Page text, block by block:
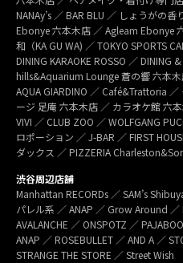
NANAy’s ／ BAR BLU ／ しょうがの香
Ebonye 六本木店 ／ Agleam Ebonye
和（KA GU WA) ／ TOKYO SPORTS
DINING KARAOKE ROSSO ／ DINING
hills&Aquarium Lounge 蒼の響 六本
AQUA GIARDINO ／ Café&Trattoria
ージ 足庵 六本木店 ／ カラオケ館 六
VIVI ／ CLUB ZOO ／ WOLFGANG
ロポーション ／ J-BAR ／ FIRST
ダックス ／ PIZZERIA
渋谷周辺店舗
Manhattan RECORDs ／ SAM’s
パレル系 ／ ANAP ／ Grow Around
AVALANCHE ／ ONSPOTZ ／
ANAP ／ ROSEBULLET ／ AND A ／
STRANGE THE STORE ／ Street Wish